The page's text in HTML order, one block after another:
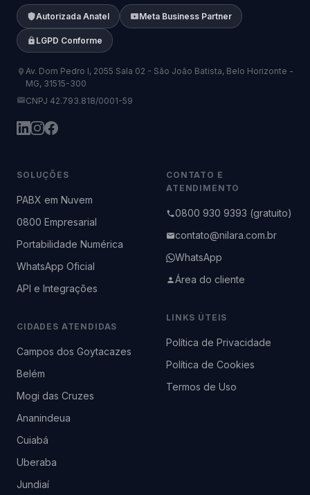
Autorizada Anatel Meta Business Partner
LGPD Conforme
Av. Dom Pedro I, 2055 Sala 02 - São João Batista, Belo Horizonte -
MG, 31515-300
CNPJ 42.793.818/0001-59
SOLUÇÕES
PABX em Nuvem
0800 Empresarial
Portabilidade Numérica
WhatsApp Oficial
API e Integrações
CIDADES ATENDIDAS
Campos dos Goytacazes
Belém
Mogi das Cruzes
Ananindeua
Cuiabá
Uberaba
Jundiaí
CONTATO E
ATENDIMENTO
0800 930 9393 (gratuito)
contato@nilara.com.br
WhatsApp
Área do cliente
LINKS ÚTEIS
Política de Privacidade
Política de Cookies
Termos de Uso